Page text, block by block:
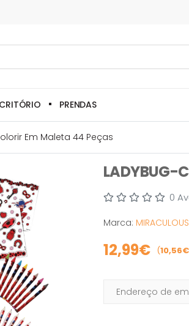
PRENDAS
Em Maleta 44 Peças
0
Marca:
12,99€ (10,56€